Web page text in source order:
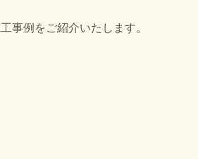
事例をご紹介いたします。